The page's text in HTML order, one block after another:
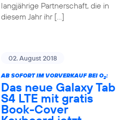
langjährige Partnerschaft, die in
diesem Jahr ihr […]
02. August 2018
AB SOFORT IM VORVERKAUF BEI O2:
Das neue Galaxy Tab
S4 LTE mit gratis
Book-Cover